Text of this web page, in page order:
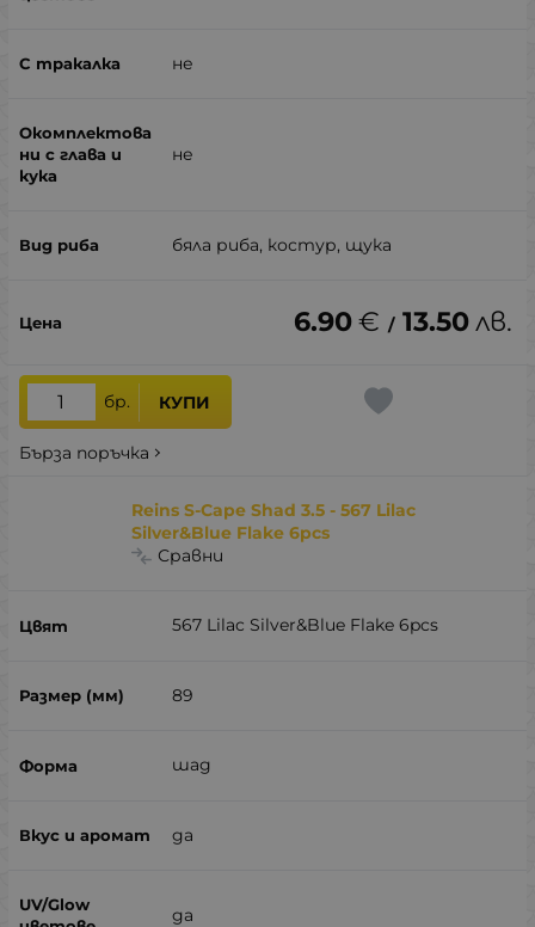
не
не
бяла риба, костур, щука
6.90€ / 13.50лв.
бр. КУПИ
Бърза поръчка
Reins S-Cape Shad 3.5 - 567 Lilac
Silver&Blue Flake 6pcs
Сравни
567 Lilac Silver&Blue Flake 6pcs
89
шад
да
да